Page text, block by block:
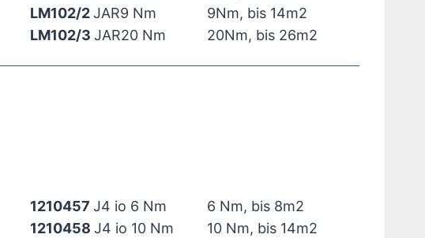
LM102/2JAR9 Nm
LM102/3 JAR20 Nm
9Nm, bis 14m2
20Nm, bis 26m2
1210457 J4 io 6 Nm
1210458 J4 io 10 Nm
6 Nm, bis 8m2
10 Nm, bis 14m2